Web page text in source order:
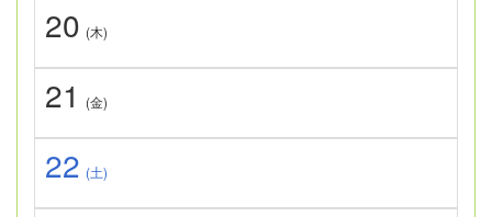
20 (木)
21 (金)
22 (土)